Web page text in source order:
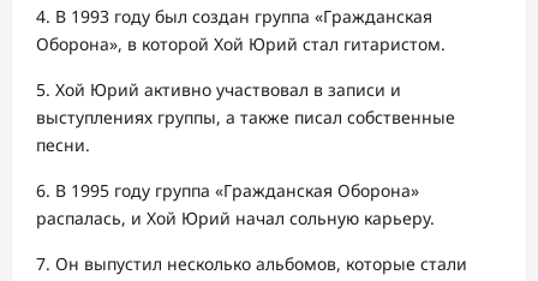
4. В 1993 году был создан группа «Гражданская
Оборона», в которой Хой Юрий стал гитаристом.
5. Хой Юрий активно участвовал в записи и
выступлениях группы, а также писал собственные
песни.
6. В 1995 году группа «Гражданская Оборона»
распалась, и Хой Юрий начал сольную карьеру.
7. Он выпустил несколько альбомов, которые стали